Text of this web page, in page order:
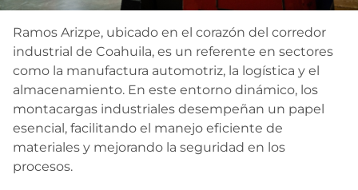
Ramos Arizpe, ubicado en el corazón del corredor
industrial de Coahuila, es un referente en sectores
como la manufactura automotriz, la logística y el
almacenamiento. En este entorno dinámico, los
montacargas industriales desempeñan un papel
esencial, facilitando el manejo eficiente de
materiales y mejorando la seguridad en los
procesos.